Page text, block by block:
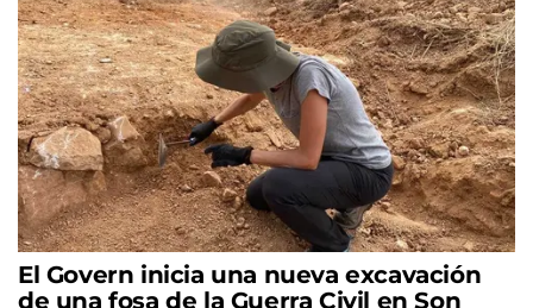
El Govern inicia una nueva excavación
de una fosa de la Guerra Civil en Son